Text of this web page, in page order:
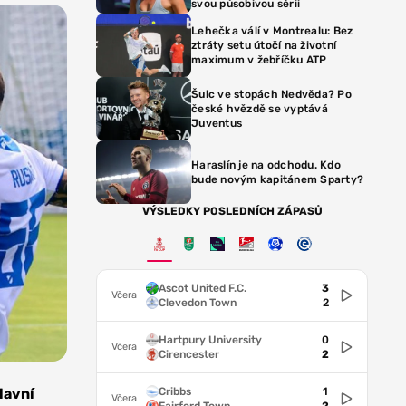
svou působivou sérii
Lehečka válí v Montrealu: Bez
ztráty setu útočí na životní
maximum v žebříčku ATP
Šulc ve stopách Nedvěda? Po
české hvězdě se vyptává
Juventus
Haraslín je na odchodu. Kdo
bude novým kapitánem Sparty?
VÝSLEDKY POSLEDNÍCH ZÁPASŮ
Včera
Ascot United F.C.
Clevedon Town
3
2
Včera
Hartpury University
Cirencester
0
2
Včera
Cribbs
1